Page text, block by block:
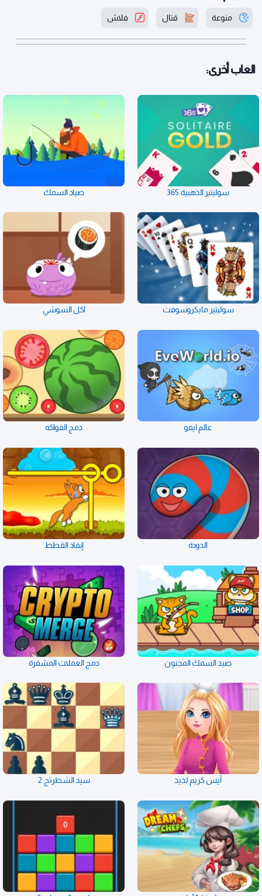
منوعة قتال فلاش
العاب أخرى:
سوليتير الذهبية 365 صياد السمك
سوليتير مايكروسوفت اكل السوشي
عالم ايفو دمج الفواكه
الدودة إنقاذ القطط
صيد السمك المجنون دمج العملات المشفرة
آيس كريم لذيذ سيد الشطرنج 2